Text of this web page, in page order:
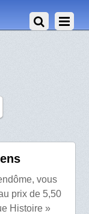
vous
prix de 5,50
Histoire »